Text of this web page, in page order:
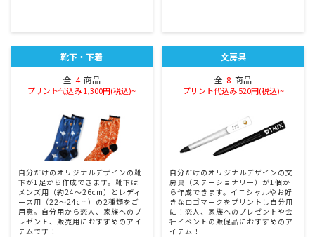
靴下・下着
全 4 商品
プリント代込み 1,300円(税込)~
自分だけのオリジナルデザインの靴
下が1足から作成できます。靴下は
メンズ用（約24〜26cm）とレディ
ース用（22〜24cm）の2種類をご
用意。自分用から恋人、家族へのプ
レゼント、販売用におすすめのアイ
テムです！
文房具
全 8 商品
プリント代込み 520円(税込)~
自分だけのオリジナルデザインの文
房具（ステーショナリー）が1個か
ら作成できます。イニシャルやお好
きなロゴマークをプリントし自分用
に！恋人、家族へのプレゼントや会
社イベントの販促品におすすめのア
イテム！